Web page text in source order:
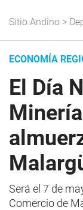
Sitio Andino >
ECONOMÍA
El Día
Será el 7 de
Comercio de